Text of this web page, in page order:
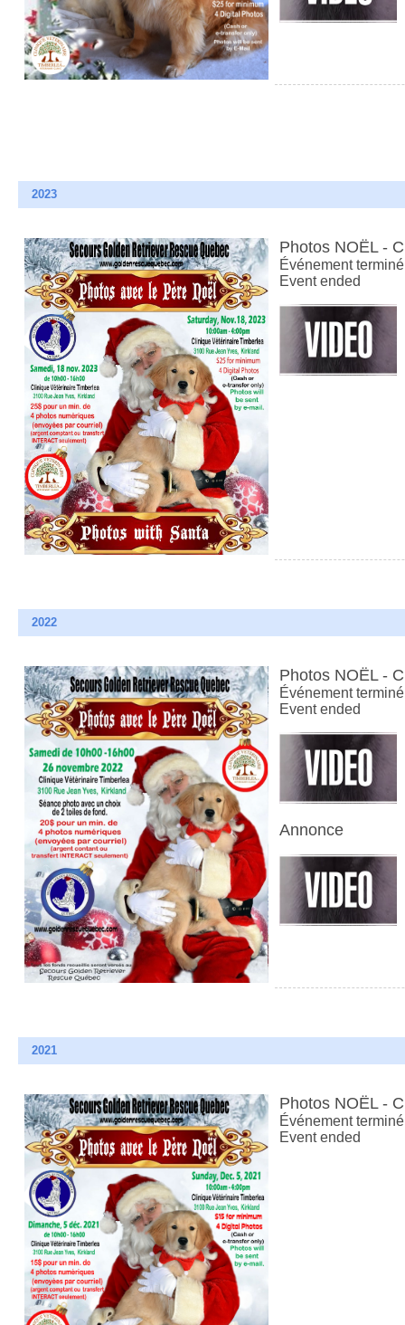
2023
Photos NOËL -
Événement terminé
Event ended
2022
Photos NOËL -
Événement terminé
Event ended
Annonce
2021
Photos NOËL -
Événement terminé
Event ended